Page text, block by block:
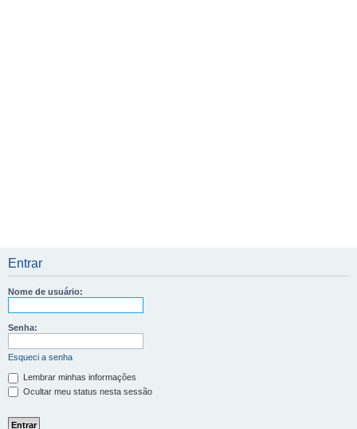
Entrar
Nome de usuário:
Senha:
Esqueci a senha
Lembrar minhas informações
Ocultar meu status nesta sessão